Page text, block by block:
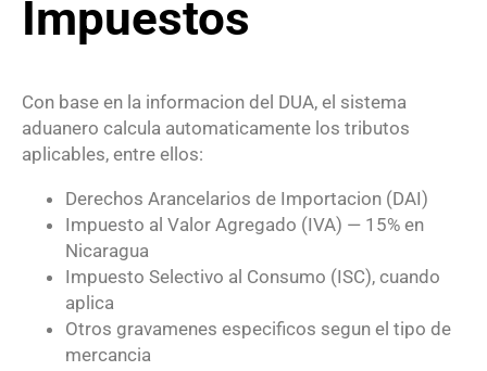
Impuestos
Con base en la informacion del DUA, el sistema
aduanero calcula automaticamente los tributos
aplicables, entre ellos:
Derechos Arancelarios de Importacion (DAI)
Impuesto al Valor Agregado (IVA) — 15% en
Nicaragua
Impuesto Selectivo al Consumo (ISC), cuando
aplica
Otros gravamenes especificos segun el tipo de
mercancia